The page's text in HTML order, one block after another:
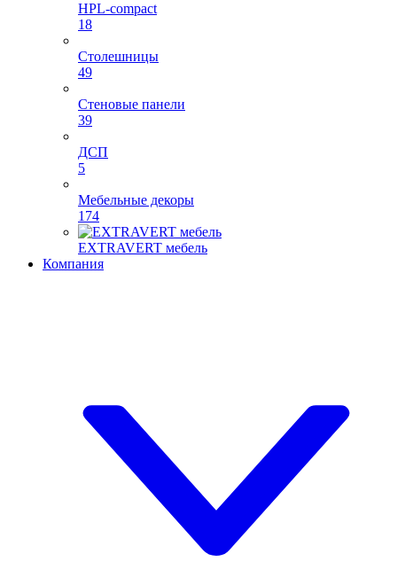
HPL-compact
18
Столешницы
49
Стеновые панели
39
ДСП
5
Мебельные декоры
174
EXTRAVERT мебель
Компания